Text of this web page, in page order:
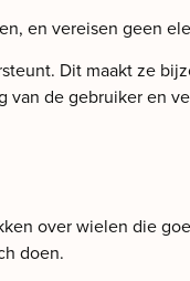
en vereisen geen
Dit maakt ze
van de gebruiker en
over wielen die
doen.